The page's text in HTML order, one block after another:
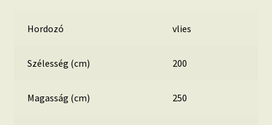
Hordozó vlies
Szélesség (cm) 200
Magasság (cm) 250